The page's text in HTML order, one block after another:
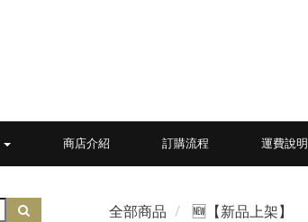
商店介紹 訂購流程 運費說明
全部商品 🆕【新品上架】